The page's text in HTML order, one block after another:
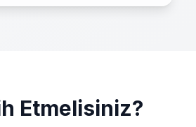
Etmelisiniz?